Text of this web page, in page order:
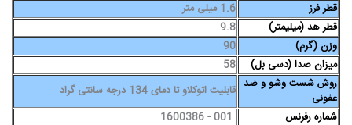
قطر فرز
1.6 میلی متر
قطر هد (میلیمتر)
9.8
وزن (گرم)
90
میزان صدا (دسی بل)
58
روش شست وشو و ضد
عفونی
قابلیت اتوکلاو تا دمای 134 درجه سانتی گراد
شماره رفرنس